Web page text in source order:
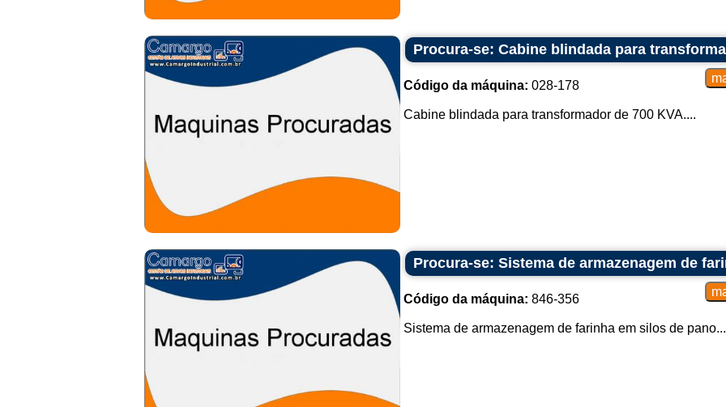
Procura-se: Cabine blindada para
Código da máquina: 028-178
Cabine blindada para transformador de 700 KVA....
Procura-se: Sistema de armazenagem de
Código da máquina: 846-356
Sistema de armazenagem de farinha em silos de